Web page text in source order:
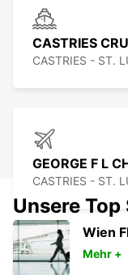
CASTRIES
CASTRIES - ST.
GEORGE F L
CASTRIES - ST.
Unsere
Wien
Mehr +